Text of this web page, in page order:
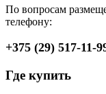
По вопросам
телефону:
+375 (29) 517-11-
Где купить